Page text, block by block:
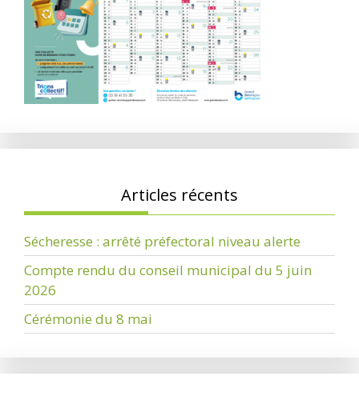
Articles récents
Sécheresse : arrêté préfectoral niveau alerte
Compte rendu du conseil municipal du 5 juin
2026
Cérémonie du 8 mai